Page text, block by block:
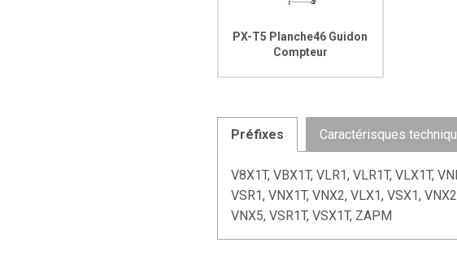
PX-T5 Planche46 Guidon
Compteur
Préfixes Caractérisques
V8X1T, VBX1T, VLR1, VLR1T, VLX1T,
VSR1, VNX1T, VNX2, VLX1, VSX1,
VNX5, VSR1T, VSX1T, ZAPM